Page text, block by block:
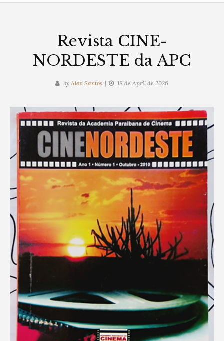
Revista CINE-
NORDESTE da APC
by Alex Santos 18 de April de 2026